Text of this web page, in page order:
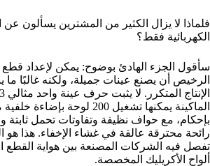
فلماذا لا يزال الكثير من المشترين يسألون عن
الكهربائية فقط؟
سأقول الجزء الهادئ بوضوح: يمكن لإعداد قطع
الرخيص أن يصنع عينات جميلة، ولكنه غالبًا ما
الماكينة يمكنها تشغيل 200 لوحة
بإحكام، مع حواف نظيفة وتفاوتات تحمل ثابتة
رائحة محترقة عالقة في غشاء الإخفاء. هذا هو
تفصل فيه الشركات المصنعة بين هواية القطع
ألواح الأكريليك المخصصة.